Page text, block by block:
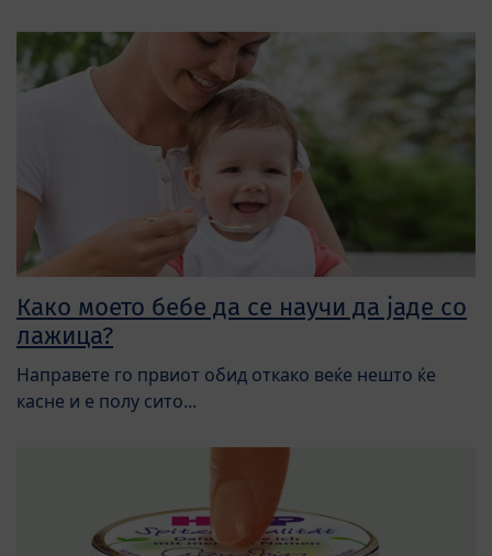
Како моето бебе да се научи да јаде со
лажица?
Направете го првиот обид откако веќе нешто ќе
касне и е полу сито...